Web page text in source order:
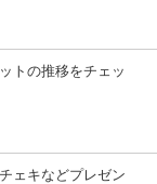
トの推移をチェッ
ェキなどプレゼン